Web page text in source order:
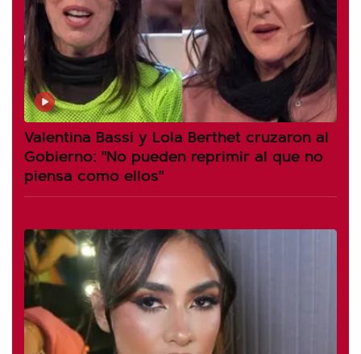
Valentina Bassi y Lola Berthet cruzaron al
Gobierno: "No pueden reprimir al que no
piensa como ellos"